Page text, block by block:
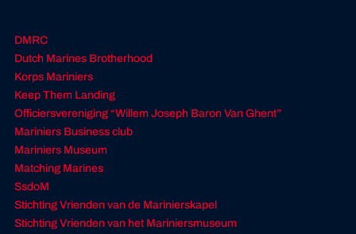
DMRC
Dutch Marines Brotherhood
Korps Mariniers
Keep Them Landing
Officiersvereniging “Willem Joseph Baron Van Ghent”
Mariniers Business club
Mariniers Museum
Matching Marines
SsdoM
Stichting Vrienden van de Marinierskapel
Stichting Vrienden van het Mariniersmuseum